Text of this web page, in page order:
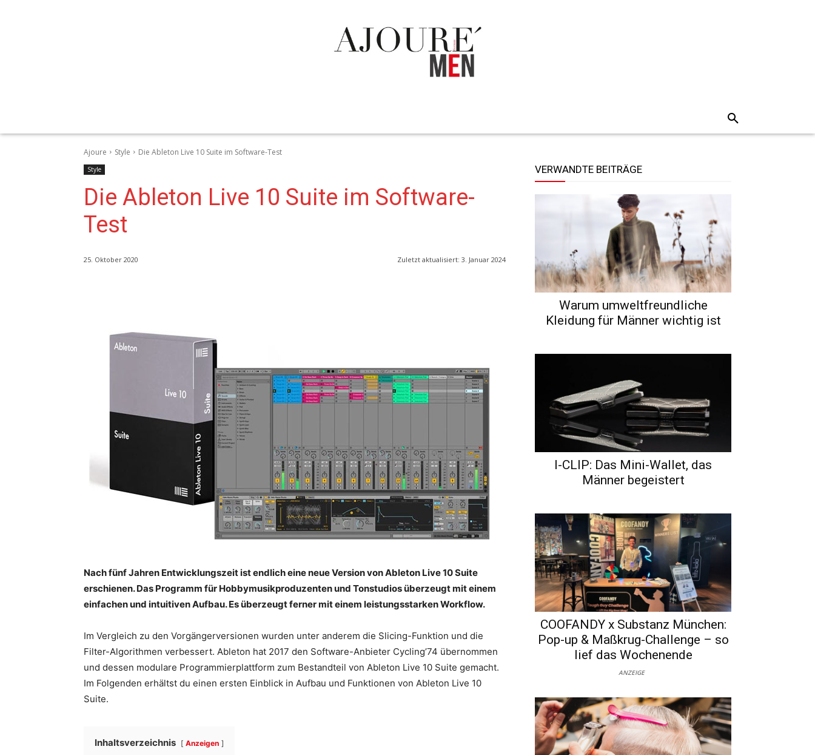
Ajoure Style Die Ableton Live 10 Suite im Software-Test
Style
Die Ableton Live 10 Suite im Software-
Test
25. Oktober 2020 Zuletzt aktualisiert: 3. Januar 2024
Nach fünf Jahren Entwicklungszeit ist endlich eine neue Version von Ableton Live 10 Suite
erschienen. Das Programm für Hobbymusikproduzenten und Tonstudios überzeugt mit einem
einfachen und intuitiven Aufbau. Es überzeugt ferner mit einem leistungsstarken Workflow.
Im Vergleich zu den Vorgängerversionen wurden unter anderem die Slicing-Funktion und die
Filter-Algorithmen verbessert. Ableton hat 2017 den Software-Anbieter Cycling’74 übernommen
und dessen modulare Programmierplattform zum Bestandteil von Ableton Live 10 Suite gemacht.
Im Folgenden erhältst du einen ersten Einblick in Aufbau und Funktionen von Ableton Live 10
Suite.
Inhaltsverzeichnis Anzeigen
VERWANDTE BEITRÄGE
Warum umweltfreundliche
Kleidung für Männer wichtig ist
I-CLIP: Das Mini-Wallet, das
Männer begeistert
COOFANDY x Substanz München:
Pop-up & Maßkrug-Challenge – so
lief das Wochenende
ANZEIGE